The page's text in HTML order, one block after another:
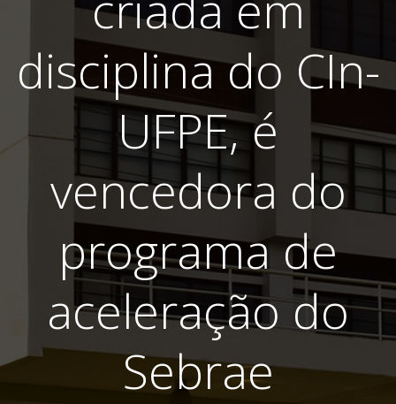
disciplina do CIn-
UFPE, é
vencedora do
programa de
aceleração do
Sebrae